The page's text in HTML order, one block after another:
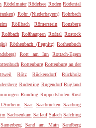
Rödelmaier Rödelsee Roden Rödental
Rohr (Niederbayern) Rohrbach
Röllbach Römerstein
Ronsberg
Roßbach Roßhaupten Roßtal Rostock
Röthenbach (Pegnitz) Rothenbuch
Rott am Inn
Rottach-Egern
Rottenburg Rottenburg an der
Rötz Rückersdorf
Rückholz
Ruderting Rugendorf Rügland
Runding Ruppertshofen Rust
Surheim Saar Saarbrücken
Saarburg
Sachsenkam Sailauf Salach Salching
Samerberg Sand am Main
Sandberg